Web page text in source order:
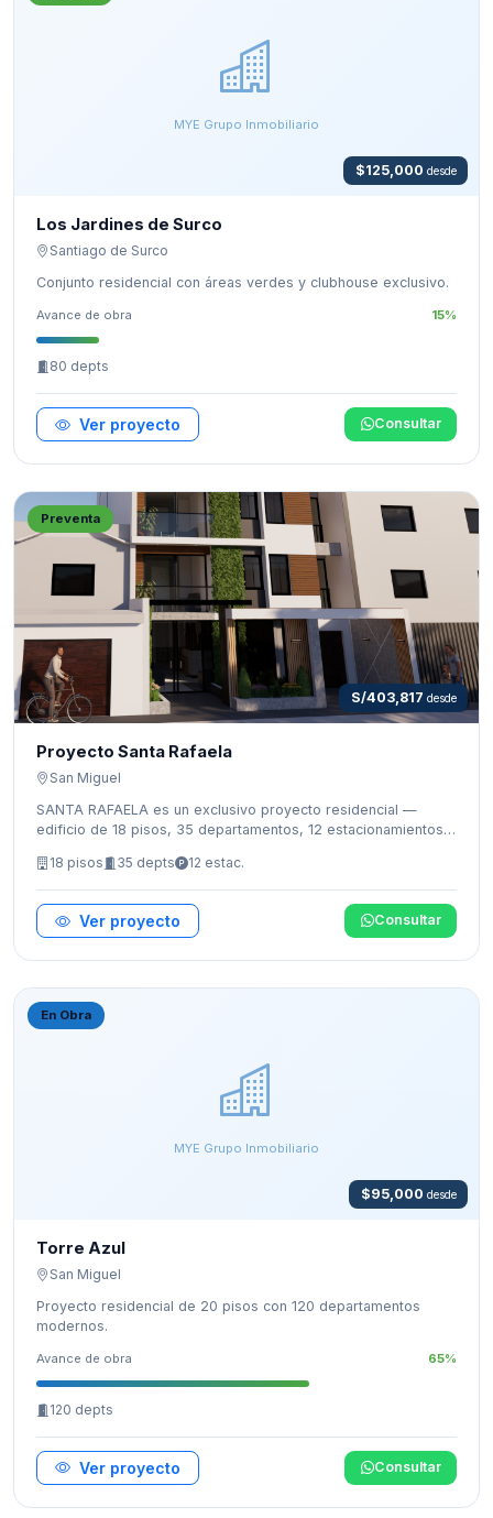
MYE Grupo Inmobiliario
$125,000 desde
Los Jardines de Surco
Santiago de Surco
Conjunto residencial con áreas verdes y clubhouse exclusivo.
Avance de obra 15%
80 depts
Ver proyecto Consultar
Preventa
S/403,817 desde
Proyecto Santa Rafaela
San Miguel
SANTA RAFAELA es un exclusivo proyecto residencial —
edificio de 18 pisos, 35 departamentos, 12 estacionamientos
con vista al mar, Pet wash). Ubicado en el corazón de San
Miguel. En etapa de PREVENTA con precios desde S/ 403,817.
18 pisos 35 depts 12 estac.
Ver proyecto Consultar
MYE Grupo Inmobiliario
En Obra
$95,000 desde
Torre Azul
San Miguel
Proyecto residencial de 20 pisos con 120 departamentos
modernos.
Avance de obra 65%
120 depts
Ver proyecto Consultar